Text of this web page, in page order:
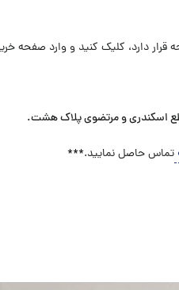
قرار دارد، کلیک کنید و وارد صفحه
اسکندری و مرتضوی پلاک هشت.
تماس حاصل نمایید.***